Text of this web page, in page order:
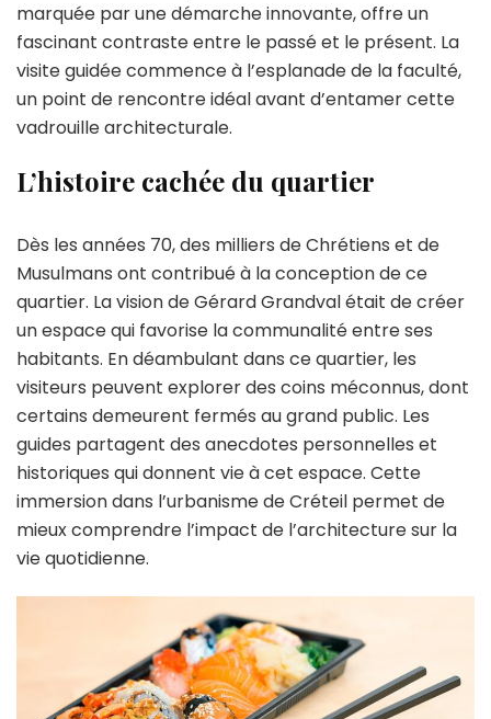
marquée par une démarche innovante, offre un
fascinant contraste entre le passé et le présent. La
visite guidée commence à l’esplanade de la faculté,
un point de rencontre idéal avant d’entamer cette
vadrouille architecturale.
L’histoire cachée du quartier
Dès les années 70, des milliers de Chrétiens et de
Musulmans ont contribué à la conception de ce
quartier. La vision de Gérard Grandval était de créer
un espace qui favorise la communalité entre ses
habitants. En déambulant dans ce quartier, les
visiteurs peuvent explorer des coins méconnus, dont
certains demeurent fermés au grand public. Les
guides partagent des anecdotes personnelles et
historiques qui donnent vie à cet espace. Cette
immersion dans l’urbanisme de Créteil permet de
mieux comprendre l’impact de l’architecture sur la
vie quotidienne.